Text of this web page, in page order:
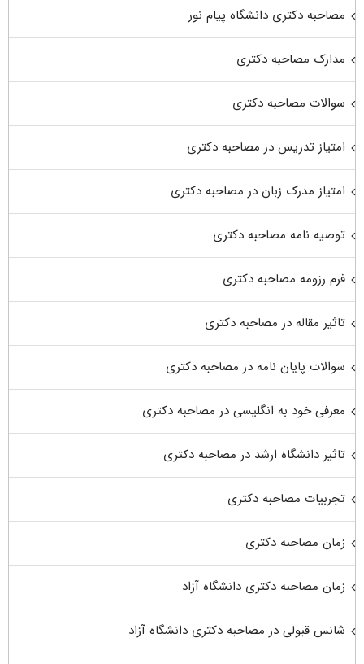
مصاحبه دکتری دانشگاه پیام نور
مدارک مصاحبه دکتری
سوالات مصاحبه دکتری
امتیاز تدریس در مصاحبه دکتری
امتیاز مدرک زبان در مصاحبه دکتری
توصیه نامه مصاحبه دکتری
فرم رزومه مصاحبه دکتری
تاثیر مقاله در مصاحبه دکتری
سوالات پایان نامه در مصاحبه دکتری
معرفی خود به انگلیسی در مصاحبه دکتری
تاثیر دانشگاه ارشد در مصاحبه دکتری
تجربیات مصاحبه دکتری
زمان مصاحبه دکتری
زمان مصاحبه دکتری دانشگاه آزاد
شانس قبولی در مصاحبه دکتری دانشگاه آزاد